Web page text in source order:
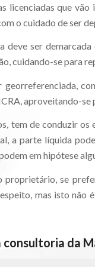
licenciadas que
o cuidado de ser
deve ser
cuidando-se para
aproveitando-se
tem de conduzir
a parte líquida
em hipótese
proprietário, se
mas isto não
consultoria da